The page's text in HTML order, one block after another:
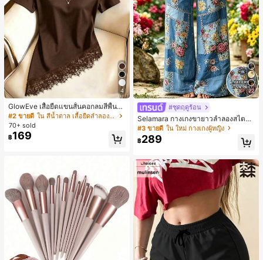
4
GlowEve เสื้อยืดแขนสั้นคอกลมสีพื้นลำ
ลองอเนกประสงค์สำหรับผู้หญิง
#2 ขายดี
ใน สีน้ำตาล เสื้อยืดลำลองพื้นฐาน
70+ sold
฿169
22
#ชุดฤดูร้อน
Selamara กางเกงขายาวลำลองสไตล์โ
บฮีเมียนสำหรับพักผ่อน สีกากี ผิวสัมผัส
มีเท็กซ์เจอร์ เอวสูงทรงหลวม เอวยางยืด
พร้อมเชือกรูด ทรงขาตรงทิ้งตัว ขากว้า
ดินทาง
#3 ขายดี ใน ใหม่ กางเกงผู้หญิง
฿289